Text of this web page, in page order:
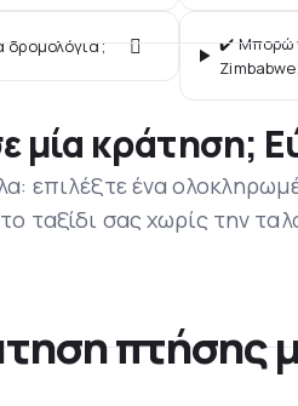
δρομολόγια;
✔️ Μπορώ
Zimbabwe;
μία κράτηση;
επιλέξτε ένα
ταξίδι σας χωρίς την
πτήσης